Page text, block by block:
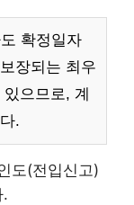
확정일자
장되는 최우
으므로, 계
.
도(전입신고)
.